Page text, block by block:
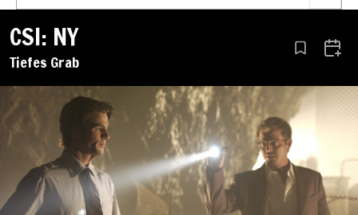
CSI: NY
Tiefes Grab Aus den